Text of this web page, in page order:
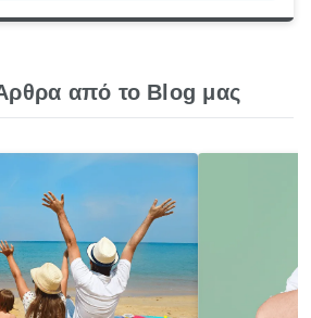
από το Blog μας